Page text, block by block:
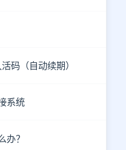
码（自动续期）
系统
？